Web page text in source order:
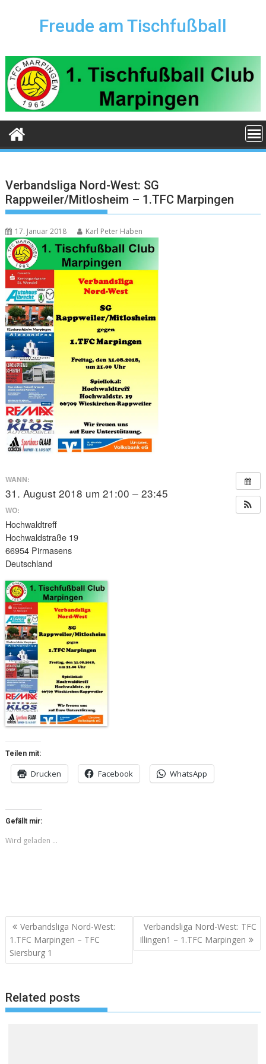
Freude am Tischfußball
Verbandsliga Nord-West: SG
Rappweiler/Mitlosheim – 1.TFC Marpingen
17. Januar 2018 Karl Peter Haben
WANN:
31. August 2018 um 21:00 – 23:45
WO:
Hochwaldtreff
Hochwaldstraße 19
66954 Pirmasens
Deutschland
Teilen mit:
Drucken Facebook WhatsApp
Gefällt mir:
Wird geladen …
Beitragsnavigation
Verbandsliga Nord-West:
1.TFC Marpingen – TFC
Siersburg 1
Verbandsliga Nord-West: TFC
Illingen1 – 1.TFC Marpingen
Related posts